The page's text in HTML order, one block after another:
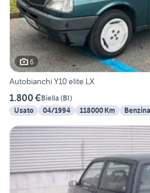
6
Autobianchi Y10 elite LX
1.800 €Biella (BI)
Usato
04/1994 118000 Km Benzina